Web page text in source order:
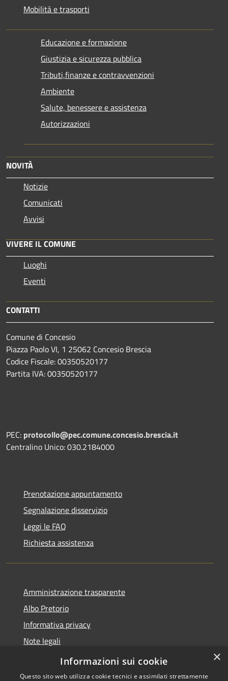
Mobilità e trasporti
Educazione e formazione
Giustizia e sicurezza pubblica
Tributi,finanze e contravvenzioni
Ambiente
Salute, benessere e assistenza
Autorizzazioni
NOVITÀ
Notizie
Comunicati
Avvisi
VIVERE IL COMUNE
Luoghi
Eventi
CONTATTI
Comune di Concesio
Piazza Paolo VI, 1 25062 Concesio Brescia
Codice Fiscale: 00350520177
Partita IVA: 00350520177
PEC: protocollo@pec.comune.concesio.brescia.it
Centralino Unico: 030.2184000
Prenotazione appuntamento
Segnalazione disservizio
Leggi le FAQ
Richiesta assistenza
Amministrazione trasparente
Albo Pretorio
Informativa privacy
Note legali
Dichiarazione di accessibilità
×
Informazioni sui cookie
Questo sito web utilizza cookie tecnici e assimilati strettamente